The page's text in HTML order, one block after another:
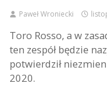
Paweł Wroniecki
Toro Rosso, a w
ten zespół będzie
potwierdził
2020.